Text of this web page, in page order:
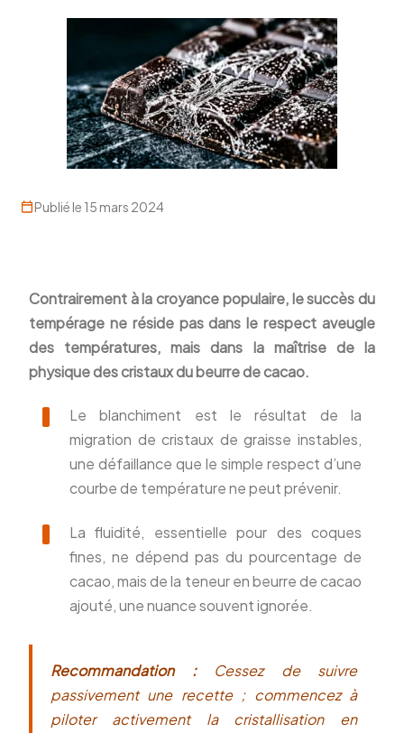
Publié le 15 mars 2024
Contrairement à la croyance populaire, le succès du
tempérage ne réside pas dans le respect aveugle
des températures, mais dans la maîtrise de la
physique des cristaux du beurre de cacao.
Le blanchiment est le résultat de la
migration de cristaux de graisse instables,
une défaillance que le simple respect d’une
courbe de température ne peut prévenir.
La fluidité, essentielle pour des coques
fines, ne dépend pas du pourcentage de
cacao, mais de la teneur en beurre de cacao
ajouté, une nuance souvent ignorée.
Recommandation :Cessez de suivre
passivement une recette ; commencez à
piloter activement la cristallisation en